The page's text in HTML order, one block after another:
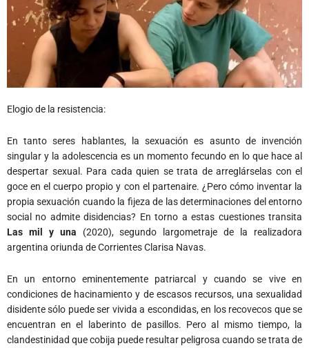
Elogio de la resistencia:
En tanto seres hablantes, la sexuación es asunto de invención
singular y la adolescencia es un momento fecundo en lo que hace al
despertar sexual. Para cada quien se trata de arreglárselas con el
goce en el cuerpo propio y con el partenaire. ¿Pero cómo inventar la
propia sexuación cuando la fijeza de las determinaciones del entorno
social no admite disidencias? En torno a estas cuestiones transita
Las mil y una (2020), segundo largometraje de la realizadora
argentina oriunda de Corrientes Clarisa Navas.
En un entorno eminentemente patriarcal y cuando se vive en
condiciones de hacinamiento y de escasos recursos, una sexualidad
disidente sólo puede ser vivida a escondidas, en los recovecos que se
encuentran en el laberinto de pasillos. Pero al mismo tiempo, la
clandestinidad que cobija puede resultar peligrosa cuando se trata de